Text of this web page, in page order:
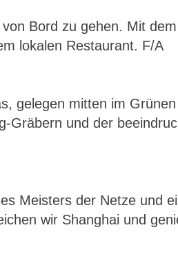
Bord zu gehen. Mit
lokalen Restaurant. F/A
gelegen mitten im
Gräbern und der
Meisters der Netze und
wir Shanghai und